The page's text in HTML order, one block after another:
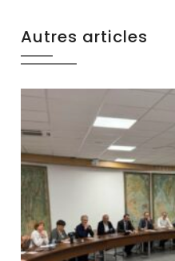
Autres articles